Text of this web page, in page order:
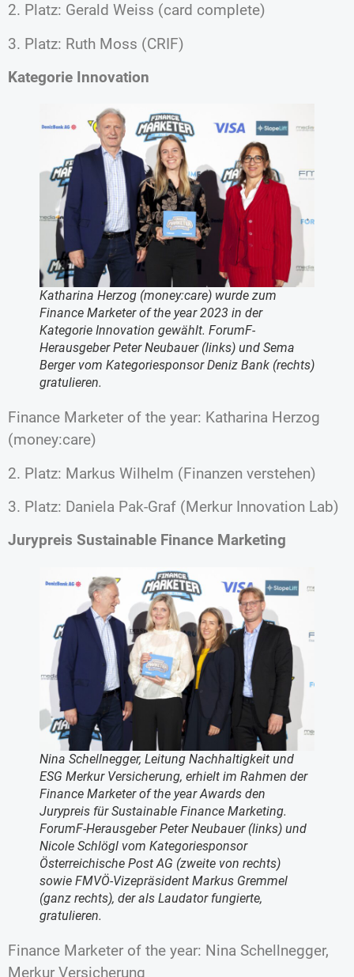
2. Platz: Gerald Weiss (card complete)
3. Platz: Ruth Moss (CRIF)
Kategorie Innovation
Katharina Herzog (money:care) wurde zum
Finance Marketer of the year 2023 in der
Kategorie Innovation gewählt. ForumF-
Herausgeber Peter Neubauer (links) und Sema
Berger vom Kategoriesponsor Deniz Bank (rechts)
gratulieren.
Finance Marketer of the year: Katharina Herzog
(money:care)
2. Platz: Markus Wilhelm (Finanzen verstehen)
3. Platz: Daniela Pak-Graf (Merkur Innovation Lab)
Jurypreis Sustainable Finance Marketing
Nina Schellnegger, Leitung Nachhaltigkeit und
ESG Merkur Versicherung, erhielt im Rahmen der
Finance Marketer of the year Awards den
Jurypreis für Sustainable Finance Marketing.
ForumF-Herausgeber Peter Neubauer (links) und
Nicole Schlögl vom Kategoriesponsor
Österreichische Post AG (zweite von rechts)
sowie FMVÖ-Vizepräsident Markus Gremmel
(ganz rechts), der als Laudator fungierte,
gratulieren.
Finance Marketer of the year: Nina Schellnegger,
Merkur Versicherung